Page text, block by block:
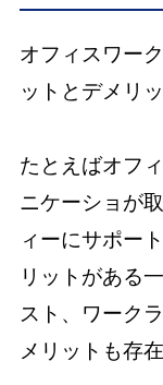
オフィスワー
ットとデメリ
たとえばオフ
ニケーショが
ィーにサポー
リットがある
スト、ワーク
メリットも存